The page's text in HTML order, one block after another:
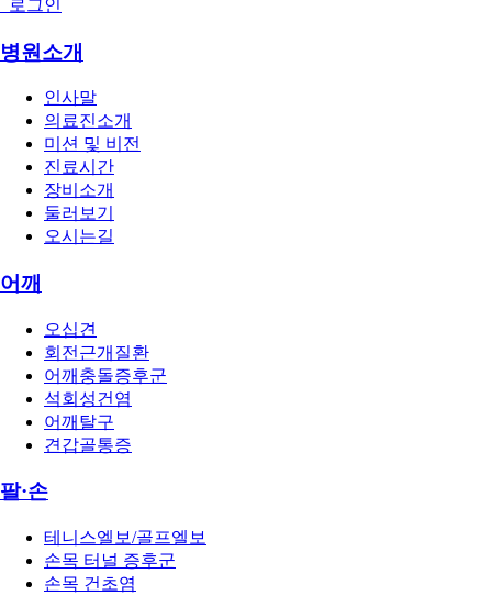
로그인
병원소개
인사말
의료진소개
미션 및 비전
진료시간
장비소개
둘러보기
오시는길
어깨
오십견
회전근개질환
어깨충돌증후군
석회성건염
어깨탈구
견갑골통증
팔·손
테니스엘보/골프엘보
손목 터널 증후군
손목 건초염